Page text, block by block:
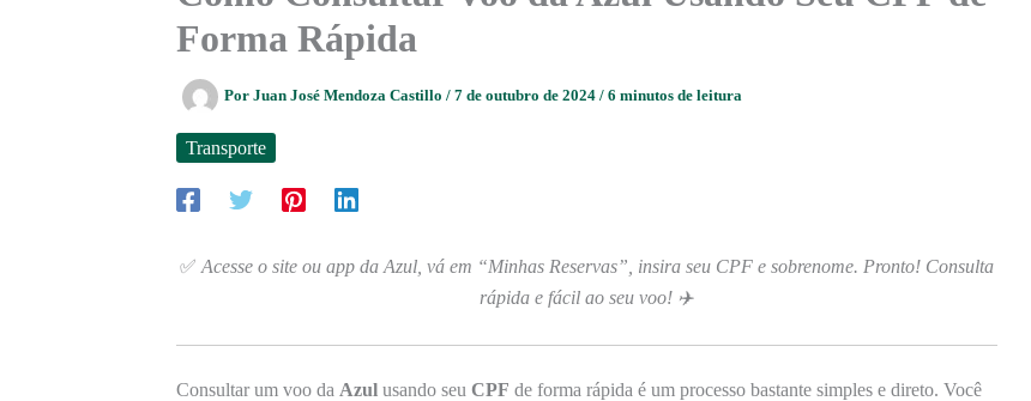
Forma Rápida
Por Juan José Mendoza Castillo / 7 de outubro de 2024 / 6 minutos de leitura
Transporte
✅ Acesse o site ou app da Azul, vá em “Minhas Reservas”, insira seu CPF e sobrenome. Pronto! Consulta
rápida e fácil ao seu voo! ✈️
Consultar um voo da Azul usando seu CPF de forma rápida é um processo bastante simples e direto. Você